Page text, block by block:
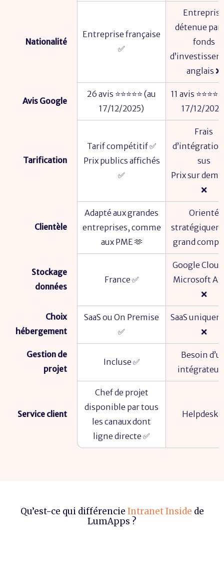
Nationalité
Entreprise française
✅
détenue par
fonds
anglais ❌
Avis Google
26 avis ⭐⭐⭐⭐⭐ (au
17/12/2025)
11 avis
17/12/
Tarification
Tarif compétitif ✅
Prix publics affichés
✅
Frais
sus
Prix sur
❌
Clientèle
Adapté aux grandes
entreprises, comme
aux PME 🫶
Orienté
grand
Stockage
données
France ✅
Google
Microsoft
❌
Choix
hébergement
SaaS ou On Premise
✅
SaaS
❌
Gestion de
projet
Incluse ✅
Besoin
intégrateur
Service client
Chef de projet
disponible par tous
les canaux dont
ligne directe ✅
Helpdesk
Qu’est-ce qui différencie Intranet Inside de
LumApps ?